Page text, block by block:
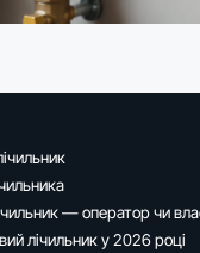
— оператор чи
лічильник у 2026 році